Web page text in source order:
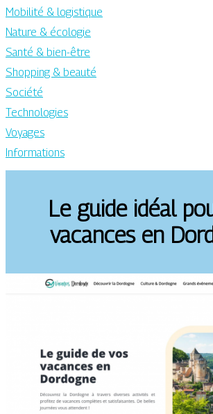
Mobilité & logistique
Nature & écologie
Santé & bien-être
Shopping & beauté
Société
Technologies
Voyages
Informations
Le guide idéal
vacances en